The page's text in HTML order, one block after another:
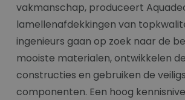
vakmanschap, produceert
lamellenafdekkingen van
ingenieurs gaan op zoek naar de
mooiste materialen, ontwikkelen
constructies en gebruiken de
componenten. Een hoog